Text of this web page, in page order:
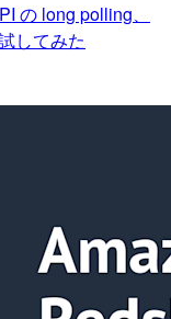
の long polling、
してみた